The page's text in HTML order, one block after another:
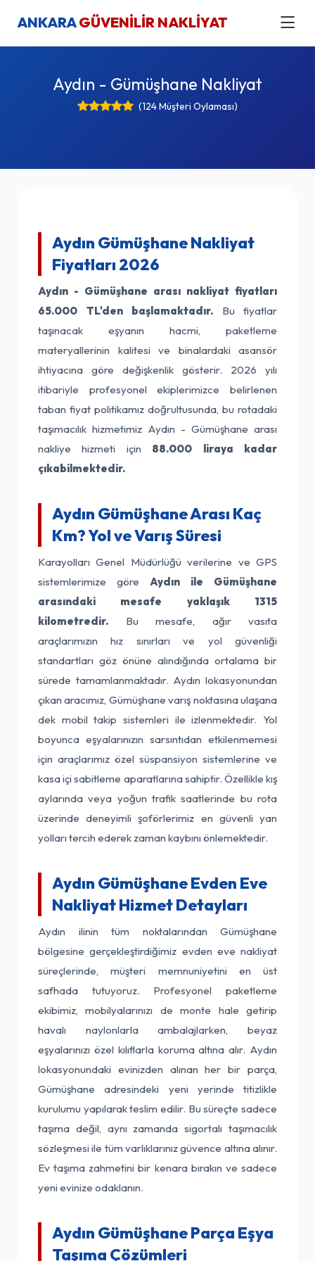
ANKARAGÜVENİLİR NAKLİYAT
Aydın - Gümüşhane Nakliyat
(124 Müşteri Oylaması)
Aydın Gümüşhane Nakliyat
Fiyatları 2026
Aydın - Gümüşhane arası nakliyat fiyatları
65.000 TL'den başlamaktadır. Bu fiyatlar
taşınacak eşyanın hacmi, paketleme
materyallerinin kalitesi ve binalardaki asansör
ihtiyacına göre değişkenlik gösterir. 2026 yılı
itibariyle profesyonel ekiplerimizce belirlenen
taban fiyat politikamız doğrultusunda, bu rotadaki
taşımacılık hizmetimiz Aydın - Gümüşhane arası
nakliye hizmeti için 88.000 liraya kadar
çıkabilmektedir.
Aydın Gümüşhane Arası Kaç
Km? Yol ve Varış Süresi
Karayolları Genel Müdürlüğü verilerine ve GPS
sistemlerimize göre Aydın ile Gümüşhane
arasındaki mesafe yaklaşık 1315
kilometredir. Bu mesafe, ağır vasıta
araçlarımızın hız sınırları ve yol güvenliği
standartları göz önüne alındığında ortalama bir
sürede tamamlanmaktadır. Aydın lokasyonundan
çıkan aracımız, Gümüşhane varış noktasına ulaşana
dek mobil takip sistemleri ile izlenmektedir. Yol
boyunca eşyalarınızın sarsıntıdan etkilenmemesi
için araçlarımız özel süspansiyon sistemlerine ve
kasa içi sabitleme aparatlarına sahiptir. Özellikle kış
aylarında veya yoğun trafik saatlerinde bu rota
üzerinde deneyimli şoförlerimiz en güvenli yan
yolları tercih ederek zaman kaybını önlemektedir.
Aydın Gümüşhane Evden Eve
Nakliyat Hizmet Detayları
Aydın ilinin tüm noktalarından Gümüşhane
bölgesine gerçekleştirdiğimiz evden eve nakliyat
süreçlerinde, müşteri memnuniyetini en üst
safhada tutuyoruz. Profesyonel paketleme
ekibimiz, mobilyalarınızı de monte hale getirip
havalı naylonlarla ambalajlarken, beyaz
eşyalarınızı özel kılıflarla koruma altına alır. Aydın
lokasyonundaki evinizden alınan her bir parça,
Gümüşhane adresindeki yeni yerinde titizlikle
kurulumu yapılarak teslim edilir. Bu süreçte sadece
taşıma değil, aynı zamanda sigortalı taşımacılık
sözleşmesi ile tüm varlıklarınız güvence altına alınır.
Ev taşıma zahmetini bir kenara bırakın ve sadece
yeni evinize odaklanın.
Aydın Gümüşhane Parça Eşya
Taşıma Çözümleri